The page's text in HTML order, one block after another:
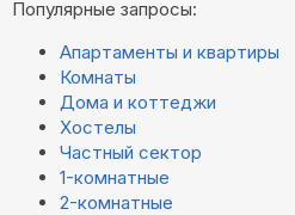
Популярные запросы:
Апартаменты и квартиры
Комнаты
Дома и коттеджи
Хостелы
Частный сектор
1-комнатные
2-комнатные